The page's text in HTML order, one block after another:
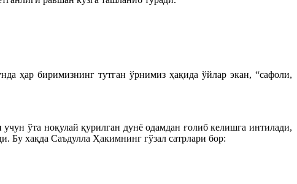
ҳар биримизнинг тутган ўрнимиз ҳақида ўйлар экан, “сафоли,
учун ўта ноқулай қурилган дунё одамдан ғолиб келишга интилади,
Бу хақда Саъдулла Ҳакимнинг гўзал сатрлари бор: